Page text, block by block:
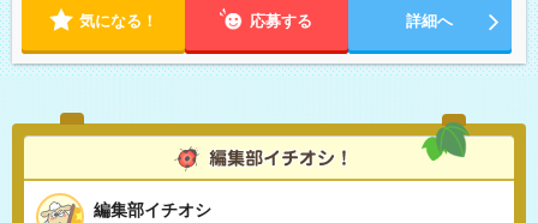
気になる！ 応募する 詳細へ
編集部イチオシ